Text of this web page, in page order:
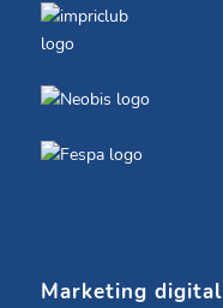
Marketing digital